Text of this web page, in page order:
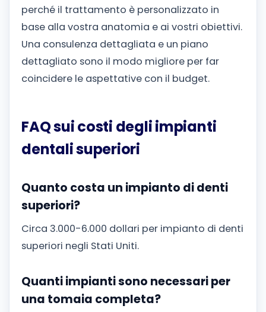
perché il trattamento è personalizzato in
base alla vostra anatomia e ai vostri obiettivi.
Una consulenza dettagliata e un piano
dettagliato sono il modo migliore per far
coincidere le aspettative con il budget.
FAQ sui costi degli impianti
dentali superiori
Quanto costa un impianto di denti
superiori?
Circa 3.000-6.000 dollari per impianto di denti
superiori negli Stati Uniti.
Quanti impianti sono necessari per
una tomaia completa?